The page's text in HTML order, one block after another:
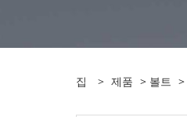
집 > 제품 > 볼트 >